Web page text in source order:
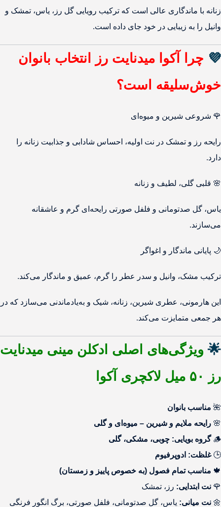
زنانه با ماندگاری عالی است که ترکیب رویایی گل رز، یاس، تمشک و
وانیل را به زیبایی در خود جای داده است.
💜 چرا آکوا میدنایت رز انتخاب بانوان
خوش‌سلیقه است؟
🌹 شروعی شیرین و میوه‌ای
رایحه رز و تمشک در نت اولیه، احساس شادابی و جذابیت زنانه را
دارد.
🌸 قلبی گلی، لطیف و زنانه
یاس، گل صدتومانی و فلفل صورتی رایحه‌ای گرم و عاشقانه
می‌سازند.
🌙 پایانی ماندگار و اغواگر
ترکیب مشک، وانیل و سدر عطر را گرم، عمیق و ماندگار می‌کند.
این هارمونی، عطری شیرین، زنانه، شیک و به‌یادماندنی می‌سازد که در
هر جمعی متمایزت می‌کند.
🌟 ویژگی‌های اصلی ادکلن مینی میدنایت
رز ۵۰ میل لاکچری آکوا
🌺 مناسب بانوان
🌸 رایحه ملایم و شیرین – میوه‌ای و گلی
🪵 گروه بویایی: چوبی، مشکی، گلی
🕒غلظت: ادوپرفیوم
🍁 مناسب تمام فصول (به خصوص پاییز و زمستان)
🌹 نت ابتدایی: رز، تمشک
🌼 نت میانی: یاس، گل صدتومانی، فلفل صورتی، برگ انگور فرنگی